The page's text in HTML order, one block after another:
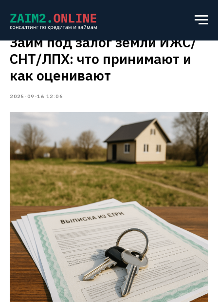
Займ под залог земли ИЖС/
СНТ/ЛПХ: что принимают и
как оценивают
2025-09-16 12:06